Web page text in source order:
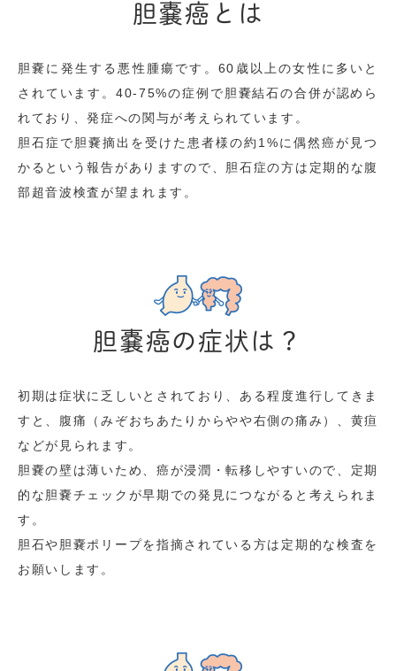
胆嚢癌とは
胆嚢に発生する悪性腫瘍です。60歳以上の女性に多いと
されています。40-75%の症例で胆嚢結石の合併が認めら
れており、発症への関与が考えられています。
胆石症で胆嚢摘出を受けた患者様の約1%に偶然癌が見つ
かるという報告がありますので、胆石症の方は定期的な腹
部超音波検査が望まれます。
胆嚢癌の症状は？
初期は症状に乏しいとされており、ある程度進行してきま
すと、腹痛（みぞおちあたりからやや右側の痛み）、黄疸
などが見られます。
胆嚢の壁は薄いため、癌が浸潤・転移しやすいので、定期
的な胆嚢チェックが早期での発見につながると考えられま
す。
胆石や胆嚢ポリープを指摘されている方は定期的な検査を
お願いします。